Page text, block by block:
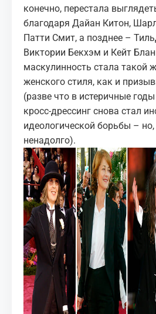
конечно, перестала
благодаря Дайан Китон,
Патти Смит, а позднее –
Виктории Бекхэм и Кейт
маскулинность стала такой
женского стиля, как и
(разве что в истеричные
кросс-дрессинг снова стал
идеологической борьбы –
ненадолго).